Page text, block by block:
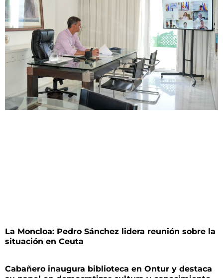
La Moncloa: Pedro Sánchez lidera reunión sobre la
situación en Ceuta
Cabañero inaugura biblioteca en Ontur y destaca